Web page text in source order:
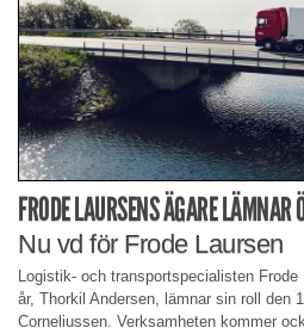
FRODE LAURSENS ÄGARE LÄMNAR
Nu vd för Frode Laursen
Logistik- och transportspecialisten
år, Thorkil Andersen, lämnar sin roll den
Corneliussen. Verksamheten kommer